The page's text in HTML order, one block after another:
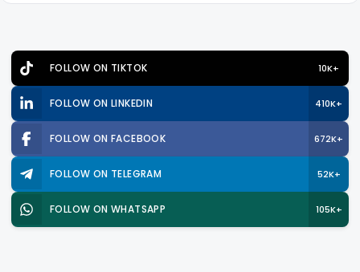
FOLLOW ON TIKTOK 10K+
FOLLOW ON LINKEDIN 410K+
FOLLOW ON FACEBOOK 672K+
FOLLOW ON TELEGRAM 52K+
FOLLOW ON WHATSAPP 105K+